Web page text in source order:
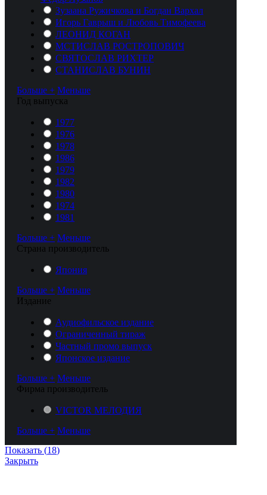
Зузаана Ружичкова и Богдан Вархал
Игорь Гаврыш и Любовь Тимофеева
ЛЕОНИД КОГАН
МСТИСЛАВ РОСТРОПОВИЧ
СВЯТОСЛАВ РИХТЕР
СТАНИСЛАВ БУНИН
Больше + Меньше
Год выпуска
1977
1976
1978
1986
1979
1982
1980
1974
1981
Больше + Меньше
Cтрана производитель
Япония
Больше + Меньше
Издание
Аудиофильское издание
Ограниченный тираж
Частный промо выпуск
Японское издание
Больше + Меньше
Фирма производитель
VICTOR МЕЛОДИЯ
Больше + Меньше
Показать (18)
Закрыть